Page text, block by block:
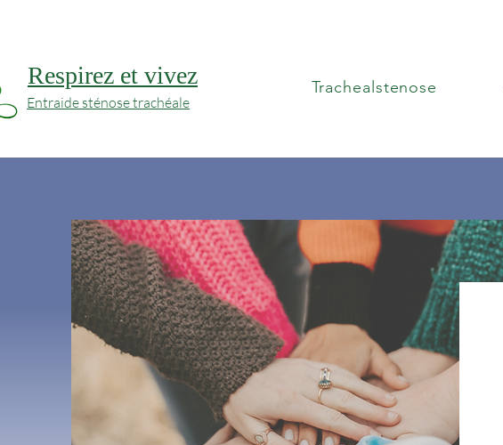
Respirez et vivez
Entraide sténose trachéale
Trachealstenose